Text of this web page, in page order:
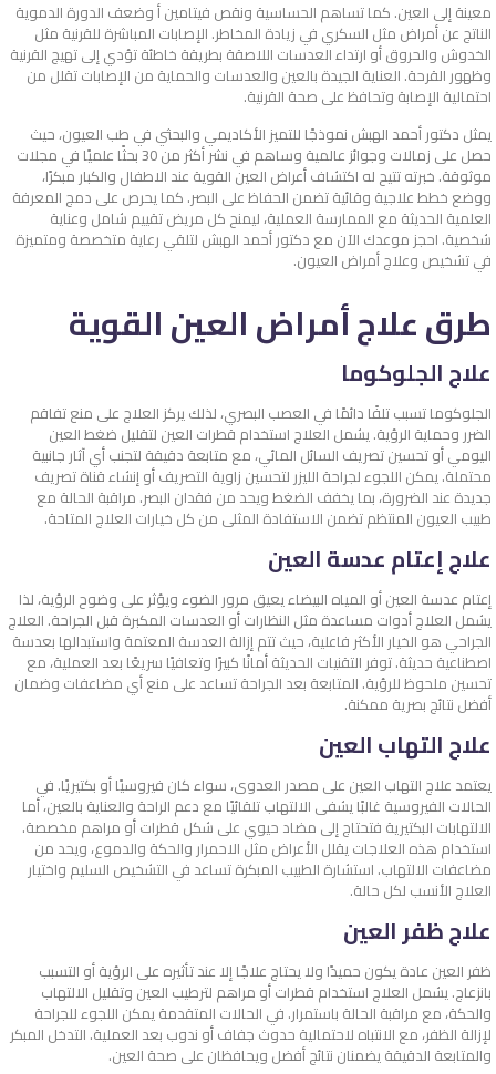
معينة إلى العين. كما تساهم الحساسية ونقص فيتامين أ وضعف الدورة الدموية
الناتج عن أمراض مثل السكري في زيادة المخاطر. الإصابات المباشرة للقرنية مثل
الخدوش والحروق أو ارتداء العدسات اللاصقة بطريقة خاطئة تؤدي إلى تهيج القرنية
وظهور القرحة. العناية الجيدة بالعين والعدسات والحماية من الإصابات تقلل من
احتمالية الإصابة وتحافظ على صحة القرنية.
يمثل دكتور أحمد الهبش نموذجًا للتميز الأكاديمي والبحثي في طب العيون، حيث
حصل على زمالات وجوائز عالمية وساهم في نشر أكثر من 30 بحثًا علميًا في مجلات
موثوقة. خبرته تتيح له اكتشافأعراض العين القوية عند الاطفال والكبار مبكرًا،
ووضع خطط علاجية وقائية تضمن الحفاظ على البصر. كما يحرص على دمج المعرفة
العلمية الحديثة مع الممارسة العملية، ليمنح كل مريض تقييم شامل وعناية
شخصية. احجز موعدك الآن مع دكتور أحمد الهبش لتلقي رعاية متخصصة ومتميزة
في تشخيص وعلاج أمراض العيون.
طرق علاج أمراض العين القوية
علاج الجلوكوما
الجلوكوما تسبب تلفًا دائمًا في العصب البصري، لذلك يركز العلاج على منع تفاقم
الضرر وحماية الرؤية. يشمل العلاج استخدام قطرات العين لتقليل ضغط العين
اليومي أو تحسين تصريف السائل المائي، مع متابعة دقيقة لتجنب أي آثار جانبية
محتملة. يمكن اللجوء لجراحة الليزر لتحسين زاوية التصريف أو إنشاء قناة تصريف
جديدة عند الضرورة، بما يخفف الضغط ويحد من فقدان البصر. مراقبة الحالة مع
طبيب العيون المنتظم تضمن الاستفادة المثلى من كل خيارات العلاج المتاحة.
علاج إعتام عدسة العين
إعتام عدسة العين أو المياه البيضاء يعيق مرور الضوء ويؤثر على وضوح الرؤية، لذا
يشمل العلاج أدوات مساعدة مثل النظارات أو العدسات المكبرة قبل الجراحة. العلاج
الجراحي هو الخيار الأكثر فاعلية، حيث تتم إزالة العدسة المعتمة واستبدالها بعدسة
اصطناعية حديثة. توفر التقنيات الحديثة أمانًا كبيرًا وتعافيًا سريعًا بعد العملية، مع
تحسين ملحوظ للرؤية. المتابعة بعد الجراحة تساعد على منع أي مضاعفات وضمان
أفضل نتائج بصرية ممكنة.
علاج التهاب العين
يعتمد علاج التهاب العين على مصدر العدوى، سواء كان فيروسيًا أو بكتيريًا. في
الحالات الفيروسية غالبًا يشفى الالتهاب تلقائيًا مع دعم الراحة والعناية بالعين، أما
الالتهابات البكتيرية فتحتاج إلى مضاد حيوي على شكل قطرات أو مراهم مخصصة.
استخدام هذه العلاجات يقلل الأعراض مثل الاحمرار والحكة والدموع، ويحد من
مضاعفات الالتهاب. استشارة الطبيب المبكرة تساعد في التشخيص السليم واختيار
العلاج الأنسب لكل حالة.
علاج ظفر العين
ظفر العين عادة يكون حميدًا ولا يحتاج علاجًا إلا عند تأثيره على الرؤية أو التسبب
بانزعاج. يشمل العلاج استخدام قطرات أو مراهم لترطيب العين وتقليل الالتهاب
والحكة، مع مراقبة الحالة باستمرار. في الحالات المتقدمة يمكن اللجوء للجراحة
لإزالة الظفر، مع الانتباه لاحتمالية حدوث جفاف أو ندوب بعد العملية. التدخل المبكر
والمتابعة الدقيقة يضمنان نتائج أفضل ويحافظان على صحة العين.